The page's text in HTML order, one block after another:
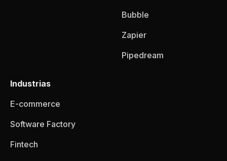
Bubble
Zapier
Pipedream
Industrias
E-commerce
Software Factory
Fintech